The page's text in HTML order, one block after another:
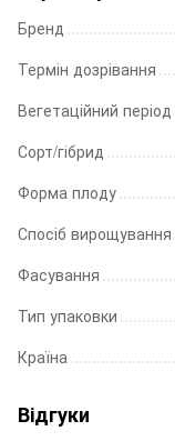
Бренд
Термін дозрівання
Вегетаційний період
Сорт/гібрид
Форма плоду
Спосіб вирощування
Фасування
Тип упаковки
Країна
Відгуки